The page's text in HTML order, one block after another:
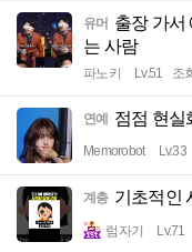
유머 출장 가서
는 사람
파노키 Lv.51 조
연예 점점 현실
Memorobot Lv.33
계층 기초적인
럼자기 Lv.71